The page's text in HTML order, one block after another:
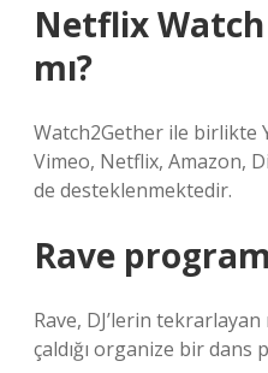
Netflix
mı?
Watch2Gether ile birlikte
Vimeo, Netflix, Amazon,
de desteklenmektedir.
Rave
Rave, DJ’lerin
çaldığı organize bir dans